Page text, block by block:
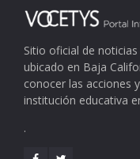
Sitio oficial de noticias
ubicado en Baja
conocer las acciones
institución educativa
.